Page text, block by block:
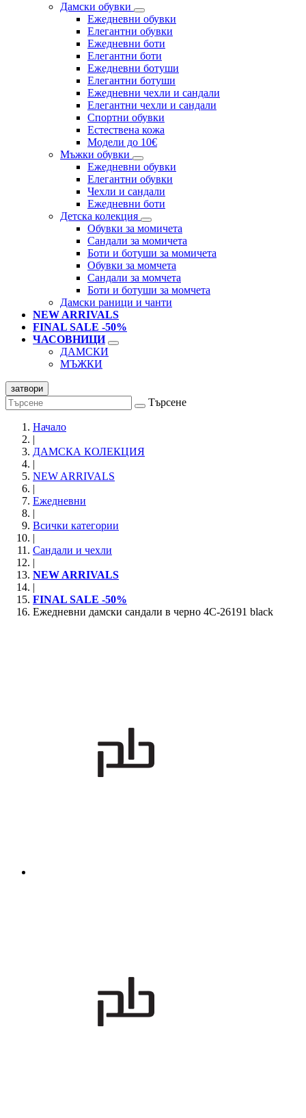
Дамски обувки
Eжедневни обувки
Eлегантни обувки
Eжедневни боти
Eлегантни боти
Eжедневни ботуши
Eлегантни ботуши
Ежедневни чехли и сандали
Елегантни чехли и сандали
Спортни обувки
Естествена кожа
Модели до 10€
Мъжки обувки
Ежедневни обувки
Елегантни обувки
Чехли и сандали
Ежедневни боти
Детска колекция
Обувки за момичета
Сандали за момичета
Боти и ботуши за момичета
Обувки за момчета
Сандали за момчета
Боти и ботуши за момчета
Дамски раници и чанти
NEW ARRIVALS
FINAL SALE -50%
ЧАСОВНИЦИ
ДАМСКИ
МЪЖКИ
затвори
Търсене
Начало
|
ДАМСКА КОЛЕКЦИЯ
|
NEW ARRIVALS
|
Ежедневни
|
Всички категории
|
Сандали и чехли
|
NEW ARRIVALS
|
FINAL SALE -50%
Ежедневни дамски сандали в черно 4C-26191 black